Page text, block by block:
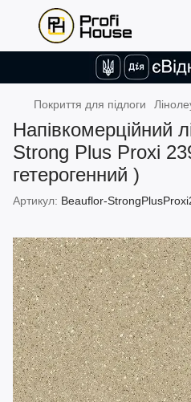
Покриття для підлоги
Напівкомерційний
Strong Plus Proxi
гетерогенний )
Артикул: Beauflor-